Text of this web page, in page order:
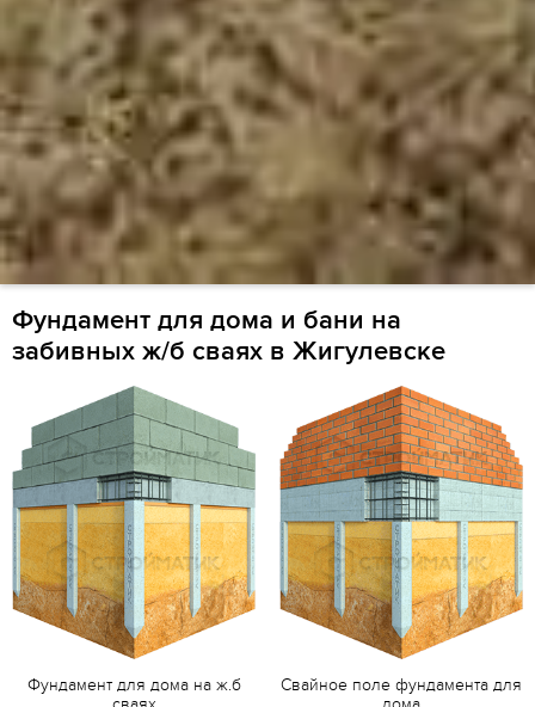
Фундамент для дома и бани на
забивных ж/б сваях в Жигулевске
Фундамент для дома на ж.б
Свайное поле фундамента для